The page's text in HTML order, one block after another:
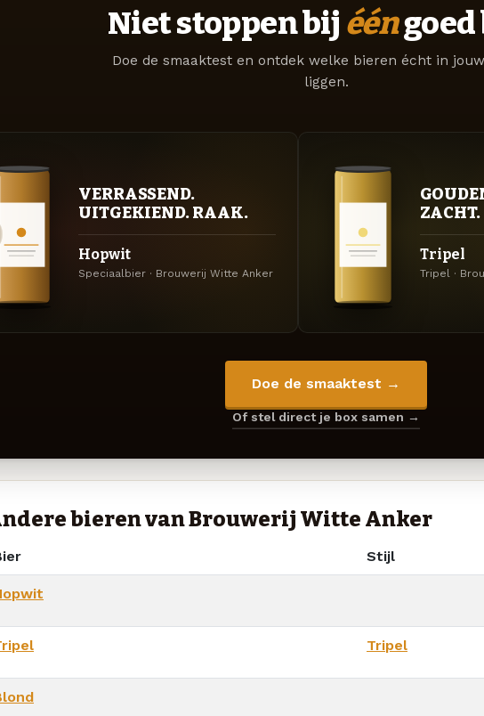
Niet stoppen bij ééngoed
Doe de smaaktest en ontdek welke bieren écht in
liggen.
VERRASSEND.
UITGEKIEND. RAAK.
Hopwit
Speciaalbier · Brouwerij Witte Anker
ZACHT.
Tripel
Tripel ·
Doe de smaaktest →
Of stel direct je box samen →
bieren van Brouwerij Witte Anker
Stijl
Tripel